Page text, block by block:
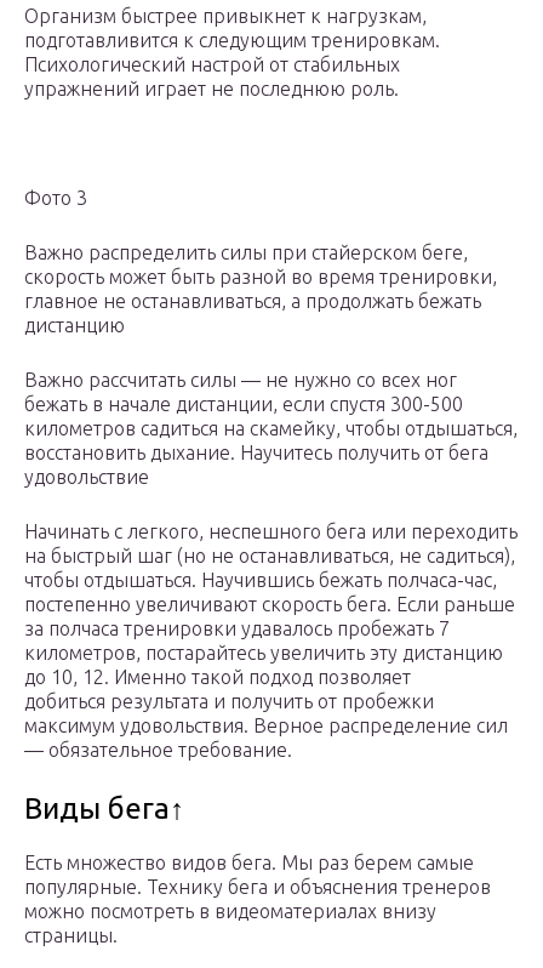
Организм быстрее привыкнет к нагрузкам,
подготавливится к следующим тренировкам.
Психологический настрой от стабильных
упражнений играет не последнюю роль.
Фото 3
Важно распределить силы при стайерском беге,
скорость может быть разной во время тренировки,
главное не останавливаться, а продолжать бежать
дистанцию
Важно рассчитать силы — не нужно со всех ног
бежать в начале дистанции, если спустя 300-500
километров садиться на скамейку, чтобы отдышаться,
восстановить дыхание. Научитесь получить от бега
удовольствие
Начинать с легкого, неспешного бега или переходить
на быстрый шаг (но не останавливаться, не садиться),
чтобы отдышаться. Научившись бежать полчаса-час,
постепенно увеличивают скорость бега. Если раньше
за полчаса тренировки удавалось пробежать 7
километров, постарайтесь увеличить эту дистанцию
до 10, 12. Именно такой подход позволяет
добиться результата и получить от пробежки
максимум удовольствия. Верное распределение сил
— обязательное требование.
Виды бега↑
Есть множество видов бега. Мы раз берем самые
популярные. Технику бега и объяснения тренеров
можно посмотреть в видеоматериалах внизу
страницы.